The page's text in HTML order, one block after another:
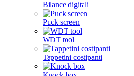
Bilance digitali
Puck screen
WDT tool
Tappetini costipanti